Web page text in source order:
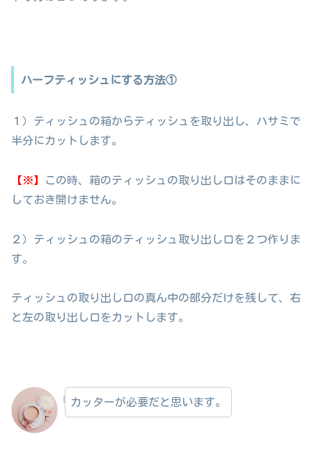
ハーフティッシュにする方法①
１）ティッシュの箱からティッシュを取り出し、ハサミで
半分にカットします。
【※】
この時、箱のティッシュの取り出し口はそのままに
しておき開けません。
２）ティッシュの箱のティッシュ取り出し口を２つ作りま
す。
ティッシュの取り出し口の真ん中の部分だけを残して、右
と左の取り出し口をカットします。
カッターが必要だと思います。